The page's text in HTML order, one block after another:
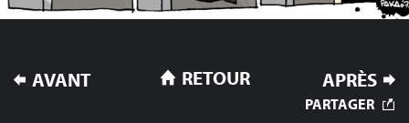
NAVIGATION
DE
AVANT APRÈS
RETOUR
PARTAGER